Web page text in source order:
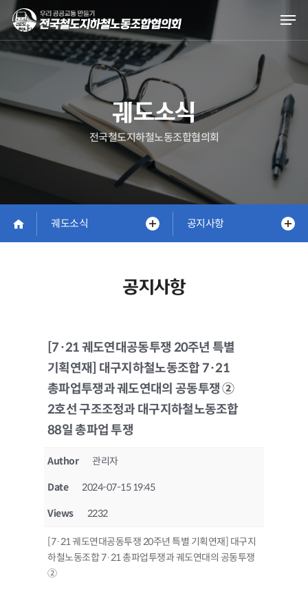
Skip
main
content
궤도소식
전국철도지하철노동조합협의회
궤도소식 공지사항
공지사항
[7·21 궤도연대공동투쟁 20주년 특별
기획연재] 대구지하철노동조합 7·21
총파업투쟁과 궤도연대의 공동투쟁 ②
2호선 구조조정과 대구지하철노동조합
88일 총파업 투쟁
Author 관리자
Date 2024-07-15 19:45
Views 2232
[7·21 궤도연대공동투쟁 20주년 특별 기획연재] 대구지
하철노동조합 7·21 총파업투쟁과 궤도연대의 공동투쟁
②